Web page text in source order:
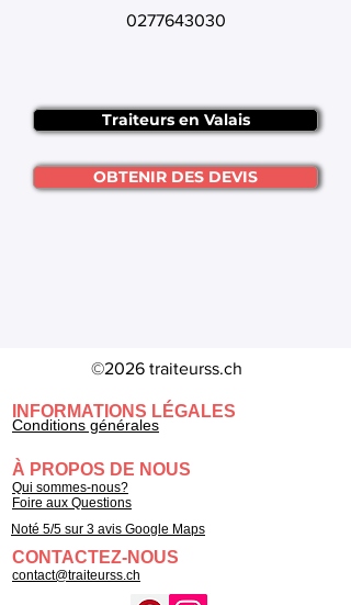
0277643030
Traiteurs en Valais
OBTENIR DES DEVIS
©2026 traiteurss.ch
INFORMATIONS LÉGALES
Conditions générales
À PROPOS DE NOUS
Qui sommes-nous?
Foire aux Questions
Noté 5/5 sur 3 avis Google Maps
CONTACTEZ-NOUS
contact@traiteurss.ch